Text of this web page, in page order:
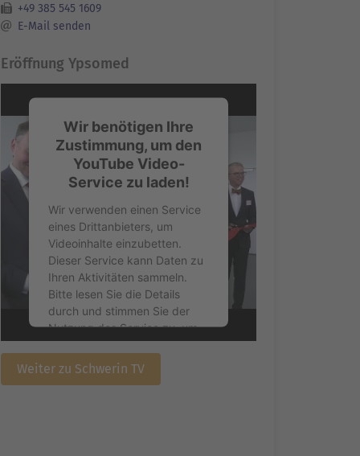
+49 385 545 1609
E-Mail senden
Eröffnung Ypsomed
Wir benötigen Ihre
Zustimmung, um den
YouTube Video-
Service zu laden!
Wir verwenden einen Service
eines Drittanbieters, um
Videoinhalte einzubetten.
Dieser Service kann Daten zu
Ihren Aktivitäten sammeln.
Bitte lesen Sie die Details
durch und stimmen Sie der
Nutzung des Service zu, um
dieses Video anzusehen.
Mehr Informationen
Weiter zu Schwerin TV